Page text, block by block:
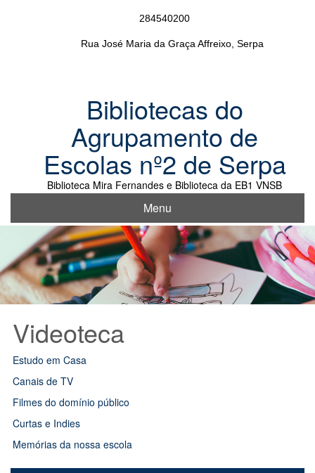
284540200
Rua José Maria da Graça Affreixo, Serpa
Bibliotecas do
Agrupamento de
Escolas nº2 de Serpa
Biblioteca Mira Fernandes e Biblioteca da EB1 VNSB
Menu
Videoteca
Estudo em Casa
Canais de TV
Filmes do domínio público
Curtas e Indies
Memórias da nossa escola